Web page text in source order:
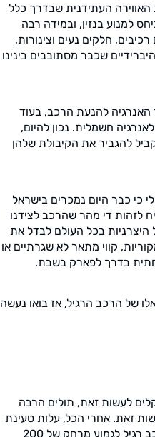
האווירה העתידנית שבדרך כלל
למנוע בנזין, ובמידה רבה
חלקים נעים וצינורות,
שכבר מסתובבים בינינו
האנרגיה להנעת הרכב, בעוד
חשמלית. נכון להיום,
להגביר את הקיבולת שלהן
כי כבר היום נמכרים בישראל
לזהות די מהר שהרכב לצידנו
היצרניות בכל העולם לבדל את
קווי מתאר לא שגרתיים או
בדרך לפארק בשבת.
של הרכב הרגיל, אז בואו נעשה
לעשות זאת, תולים הרבה
זאת. אחרי הכל, עלות טעינת
הרכב בחשמל היא כחמישית מעלות אותו הרכב בבנזין. או במילים אחרות, אם נבקש מרכב רגיל לגמוע מרחק של 200